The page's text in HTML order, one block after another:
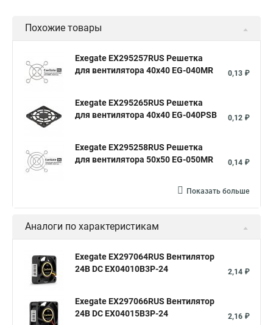
Похожие товары
Exegate EX295257RUS Решетка
для вентилятора 40x40 EG-040MR
0,13 ₽
Exegate EX295265RUS Решетка
для вентилятора 40x40 EG-040PSB
0,12 ₽
Exegate EX295258RUS Решетка
для вентилятора 50х50 EG-050MR
0,14 ₽
Показать больше
Аналоги по характеристикам
Exegate EX297064RUS Вентилятор
24В DC EX04010B3P-24
2,14 ₽
Exegate EX297066RUS Вентилятор
24В DC EX04015B3P-24
2,16 ₽